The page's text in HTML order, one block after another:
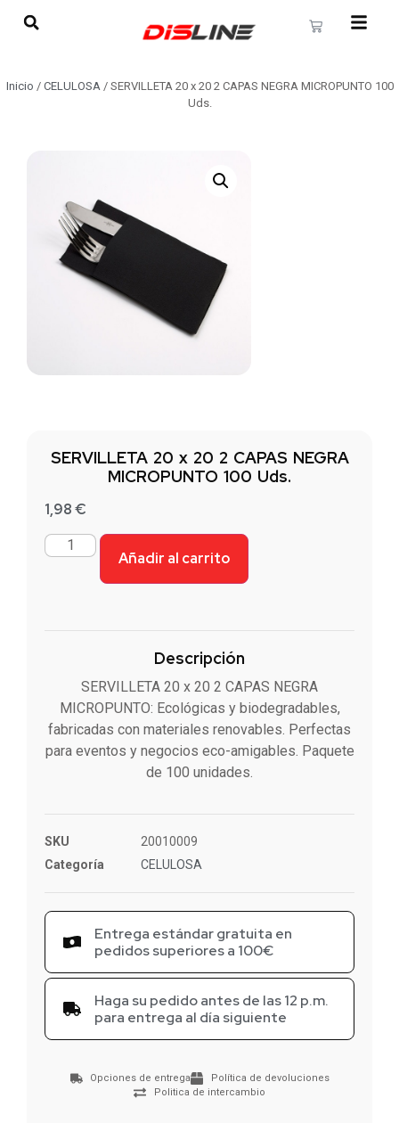
Inicio / CELULOSA/ SERVILLETA 20 x 20 2 CAPAS NEGRA MICROPUNTO 100
Uds.
SERVILLETA 20 x 20 2 CAPAS NEGRA
MICROPUNTO 100 Uds.
1,98€
Añadir al carrito
Descripción
SERVILLETA 20 x 20 2 CAPAS NEGRA
MICROPUNTO: Ecológicas y biodegradables,
fabricadas con materiales renovables. Perfectas
para eventos y negocios eco-amigables. Paquete
de 100 unidades.
SKU
20010009
Categoría
CELULOSA
Entrega estándar gratuita en
pedidos superiores a 100€
Haga su pedido antes de las 12 p.m.
para entrega al día siguiente
Opciones de entrega
Política de devoluciones
Politica de intercambio